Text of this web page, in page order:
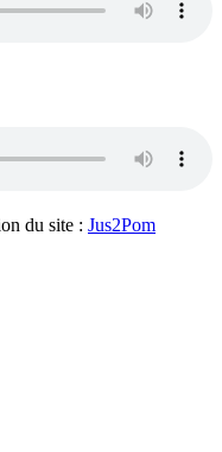
du site : Jus2Pom